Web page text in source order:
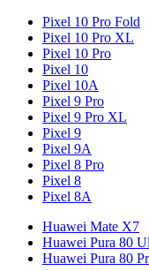
Pixel 10 Pro Fold
Pixel 10 Pro XL
Pixel 10 Pro
Pixel 10
Pixel 10A
Pixel 9 Pro
Pixel 9 Pro XL
Pixel 9
Pixel 9A
Pixel 8 Pro
Pixel 8
Pixel 8A
Huawei Mate X7
Huawei Pura 80
Huawei Pura 80